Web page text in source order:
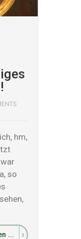
hm,
so
...